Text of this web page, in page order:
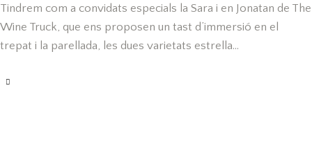
Tindrem com a convidats especials la Sara i en Jonatan de The
Wine Truck, que ens proposen un tast d’immersió en el
trepat i la parellada, les dues varietats estrella…